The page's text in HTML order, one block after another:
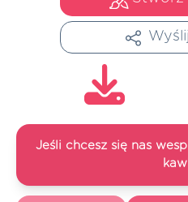
Jeśli chcesz się nas